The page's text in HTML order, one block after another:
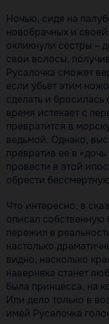
Ночью, сидя на
новобрачных и
окликнули сестры –
свои волосы,
Русалочка сможет
если убьет этим
сделать и бросилась
время истекает с
превратится в
ведьмой. Однако,
превратив ее в
провести в этой
обрести
Что интересно, в
описал
пережил в
настолько
видно, насколько
наверняка станет
была принцесса, на
Или дело только в
имей Русалочка